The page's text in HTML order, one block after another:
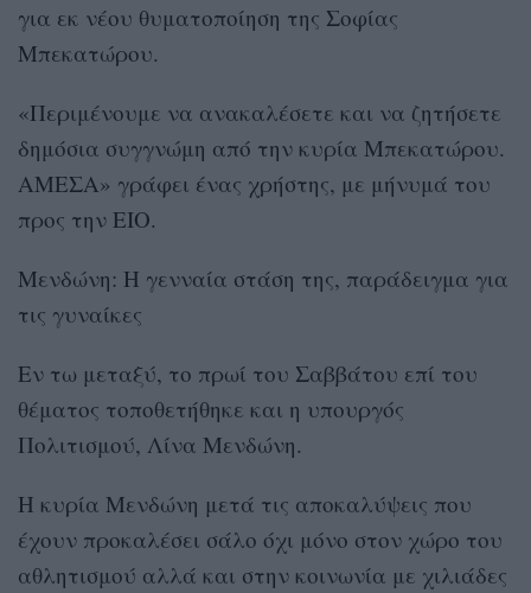
για εκ νέου θυματοποίηση της Σοφίας
Μπεκατώρου.
«Περιμένουμε να ανακαλέσετε και να ζητήσετε
δημόσια συγγνώμη από την κυρία Μπεκατώρου.
ΑΜΕΣΑ» γράφει ένας χρήστης, με μήνυμά του
προς την ΕΙΟ.
Μενδώνη: Η γενναία στάση της, παράδειγμα για
τις γυναίκες
Εν τω μεταξύ, το πρωί του Σαββάτου επί του
θέματος τοποθετήθηκε και η υπουργός
Πολιτισμού, Λίνα Μενδώνη.
Η κυρία Μενδώνη μετά τις αποκαλύψεις που
έχουν προκαλέσει σάλο όχι μόνο στον χώρο του
αθλητισμού αλλά και στην κοινωνία με χιλιάδες